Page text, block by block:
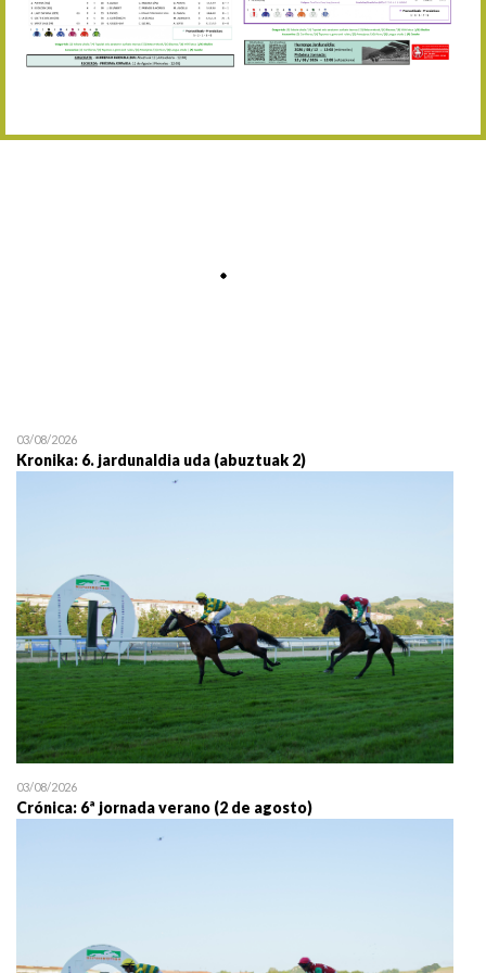
Abuztaren 12a / 12 de
15/08 17:05 Abuztuaren 15a / 15 de
30/08 17:30 Abuztuaren 30a / 30 de
19/07 11:30
03/08/2026
Kronika: 6. jardunaldia uda (abuztuak 2)
03/08/2026
Crónica: 6ª jornada verano (2 de agosto)